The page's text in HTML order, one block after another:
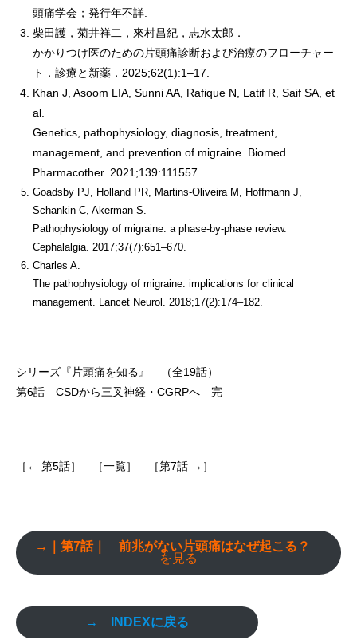
頭痛学会；発行年不詳.
柴田護，菊井祥二，來村昌紀，志水太郎．
かかりつけ医のための片頭痛診断および治療のフローチャー
ト．診療と新薬．2025;62(1):1–17.
Khan J, Asoom LIA, Sunni AA, Rafique N, Latif R, Saif SA, et
al.
Genetics, pathophysiology, diagnosis, treatment,
management, and prevention of migraine. Biomed
Pharmacother. 2021;139:111557.
Goadsby PJ, Holland PR, Martins-Oliveira M, Hoffmann J,
Schankin C, Akerman S.
Pathophysiology of migraine: a phase-by-phase review.
Cephalalgia. 2017;37(7):651–670.
Charles A.
The pathophysiology of migraine: implications for clinical
management. Lancet Neurol. 2018;17(2):174–182.
シリーズ『片頭痛を知る』 （全19話）
第6話 CSDから三叉神経・CGRPへ
完
［ ← 第5話］ ［一覧］ ［第7話 →］
→｜第7話｜ 前兆がない片頭痛はなぜ起こる？
を見る
→ INDEXに戻る